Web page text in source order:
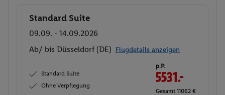
Buchen
Standard Suite
09.09. - 14.09.2026
Ab/ bis Düsseldorf (DE) Flugdetails anzeigen
Standard Suite
Ohne Verpflegung
p.P.
5531.-
Gesamt 11062 €